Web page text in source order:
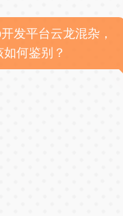
发平台云龙混杂，
如何鉴别？